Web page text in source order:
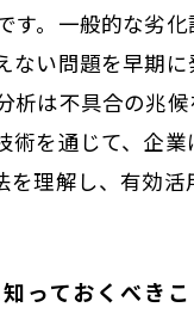
す。一般的な劣
ない問題を早期
析は不具合の兆
術を通じて、企
理解し、有効
っておくべきこ